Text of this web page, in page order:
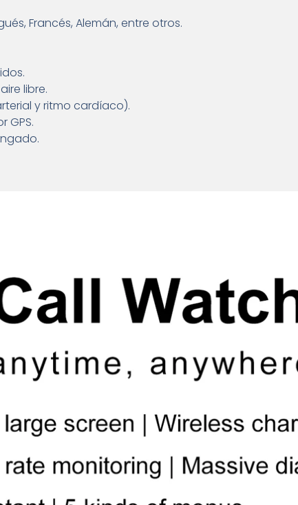
Francés, Alemán, entre otros.
libre.
y ritmo cardíaco).
GPS.